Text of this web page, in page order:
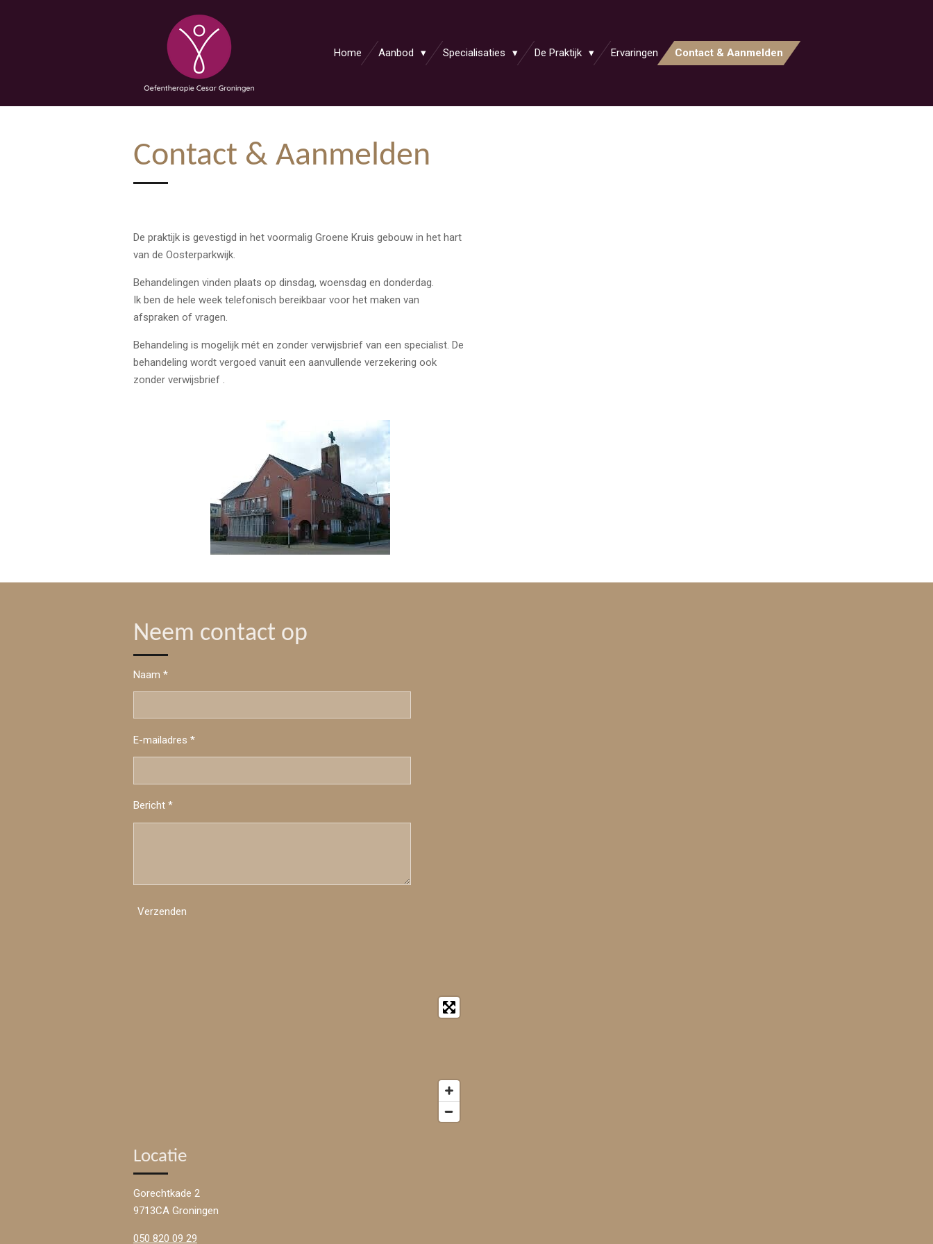
Home Aanbod Specialisaties De Praktijk Ervaringen Contact & Aanmelden
Contact & Aanmelden
De praktijk is gevestigd in het voormalig Groene Kruis gebouw in het hart
van de Oosterparkwijk.
Behandelingen vinden plaats op dinsdag, woensdag en donderdag.
Ik ben de hele week telefonisch bereikbaar voor het maken van
afspraken of vragen.
Behandeling is mogelijk mét en zonder verwijsbrief van een specialist. De
behandeling wordt vergoed vanuit een aanvullende verzekering ook
zonder verwijsbrief .
Neem contact op
Naam *
E-mailadres *
Bericht *
Verzenden
Locatie
Gorechtkade 2
9713CA Groningen
050 820 09 29